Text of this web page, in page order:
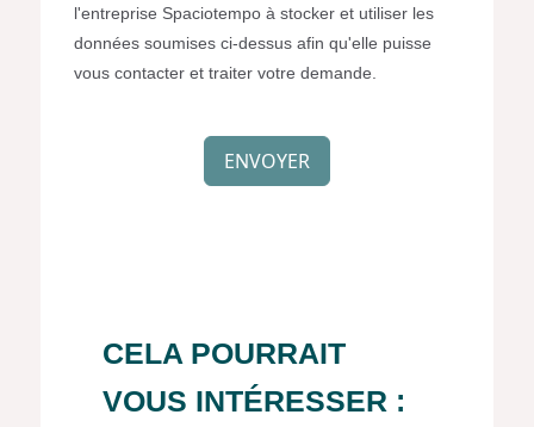
l'entreprise Spaciotempo à stocker et utiliser les
données soumises ci-dessus afin qu'elle puisse
vous contacter et traiter votre demande.
ENVOYER
CELA POURRAIT
VOUS INTÉRESSER :